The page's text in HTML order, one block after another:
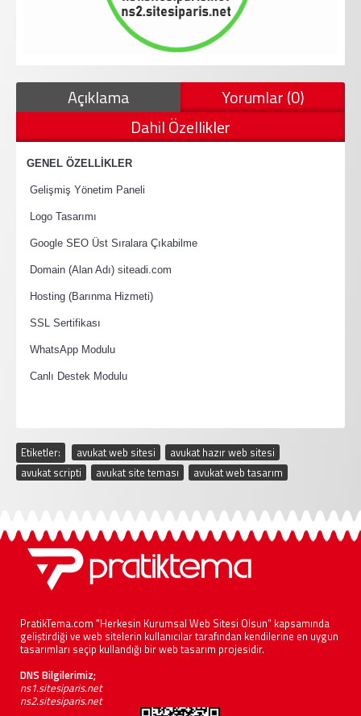
Açıklama
Yorumlar (0)
Dahil Özellikler
GENEL ÖZELLİKLER
Gelişmiş Yönetim Paneli
Logo Tasarımı
Google SEO Üst Sıralara Çıkabilme
Domain (Alan Adı) siteadi.com
Hosting (Barınma Hizmeti)
SSL Sertifikası
WhatsApp Modulu
Canlı Destek Modulu
Etiketler: avukat web sitesi avukat hazır web sitesi
avukat scripti
avukat site teması avukat web tasarım
PratikTema.com "Herkesin Kurumsal Web Sitesi Olsun" kapsamında
geliştirdiği ve web sitelerin kullanıcılar tarafından kendilerine en uygun
tasarımları seçip kullandığı bir web tasarım projesidir.
DNS Bilgilerimiz;
ns1.sitesiparis.net
ns2.sitesiparis.net